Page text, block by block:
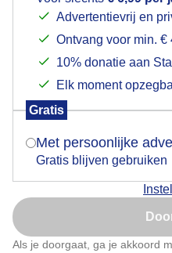
Advertentievrij en
Ontvang voor min. €
10% donatie aan
Elk moment
Gratis
Met persoonlijke
Gratis blijven gebruiken
Als je doorgaat, ga je akkoord
Door: Jolanda Bakker Gemaakt:
Indien je hier nog geen
verschijnt er zo een
Is goed,
Nu niet,
Klik hierom